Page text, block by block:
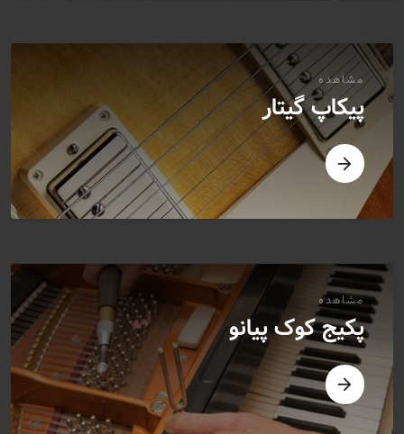
مشاهده
پیکاپ گیتار
مشاهده
پکیج کوک پیانو